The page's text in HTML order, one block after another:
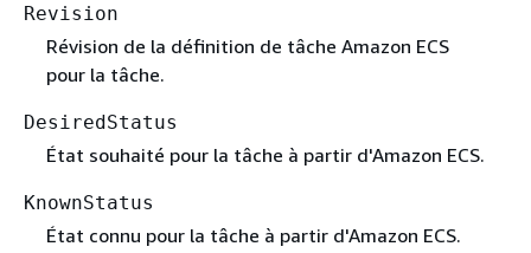
Revision
Révision de la définition de tâche Amazon ECS
pour la tâche.
DesiredStatus
État souhaité pour la tâche à partir d'Amazon ECS.
KnownStatus
État connu pour la tâche à partir d'Amazon ECS.